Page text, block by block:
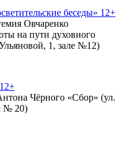
беседы» 12+
Овчаренко
на пути духовного
1, зале №12)
Чёрного «Сбор» (ул.
№ 20)